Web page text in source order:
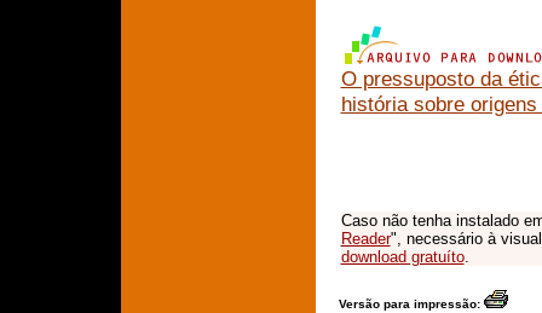
O pressuposto da
história sobre
Caso não tenha instalado
Reader", necessário à
download gratuíto.
Versão para impressão: